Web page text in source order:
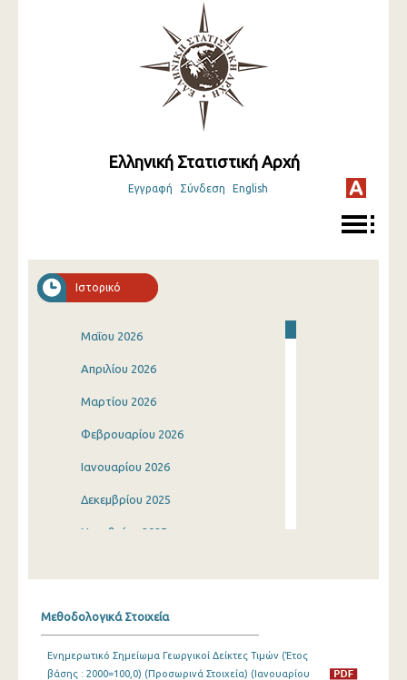
Ελληνική Στατιστική Αρχή
Εγγραφή Σύνδεση English
Ιστορικό
Μαΐου 2026
Απριλίου 2026
Μαρτίου 2026
Φεβρουαρίου 2026
Ιανουαρίου 2026
Δεκεμβρίου 2025
Νοεμβρίου 2025
Ιουλίου 2025
Μεθοδολογικά Στοιχεία
Ενημερωτικό Σημείωμα Γεωργικοί Δείκτες Τιμών (Έτος
βάσης : 2000=100,0) (Προσωρινά Στοιχεία) (Ιανουαρίου